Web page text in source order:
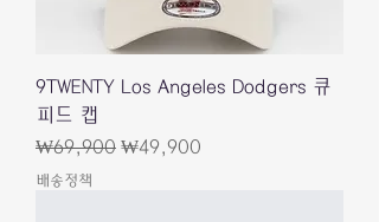
9TWENTY Los Angeles Dodgers 큐
피드 캡
一般價格
₩69,900 促銷價格
₩49,900
배송정책